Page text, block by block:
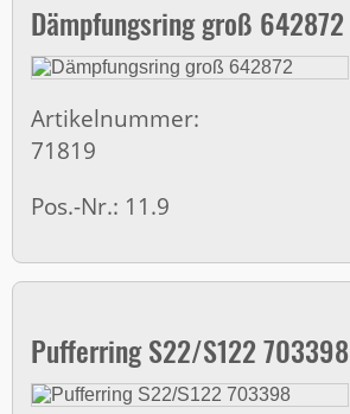
Dämpfungsring groß 642872
Artikelnummer:
71819
Pos.-Nr.: 11.9
Pufferring S22/S122 703398